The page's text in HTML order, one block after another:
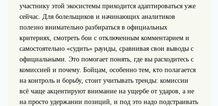
участнику этой экосистемы приходится адаптироваться уже
сейчас. Для болельщиков и начинающих аналитиков
полезно внимательно разбираться в официальных
критериях, смотреть бои с отключенным комментарием и
самостоятельно «судить» раунды, сравнивая свои выводы с
официальными. Это помогает понять, где вы расходитесь с
комиссией и почему. Бойцам, особенно тем, кто полагается
на контроль и борьбу, стоит учитывать тренды: комиссии
всё чаще акцентируют внимание на ущербе от ударов, а не
на просто удержании позиций, и под это надо подстраивать